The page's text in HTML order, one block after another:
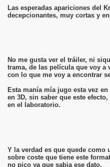
Las esperadas apariciones del
decepcionantes, muy cortas y
No me gusta ver el tráiler, ni
trama, de las película que voy
con lo que me voy a encontrar
Esta manía mía jugo esta vez
en 3D, sin saber que este
en el laboratorio.
Y la verdad es que quede
sobre coste que tiene este
no pico ya que sabia ese dato.